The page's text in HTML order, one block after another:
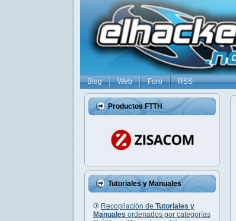
Blog Web Foro RSS
Productos FTTH
Tutoriales y Manuales
Recopilación de Tutoriales y
Manuales ordenados por categorías